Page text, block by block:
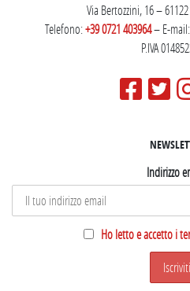
Via Bertozzini, 16 –
Telefono:+39 0721 403964– E-mail:
P.IVA
Indirizzo
Ho letto e accetto i